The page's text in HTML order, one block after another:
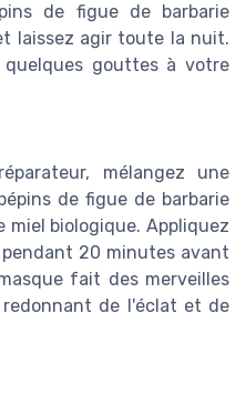
de figue de barbarie
laissez agir toute la nuit.
gouttes à votre
mélangez une
de figue de barbarie
miel biologique. Appliquez
20 minutes avant
fait des merveilles
de l'éclat et de